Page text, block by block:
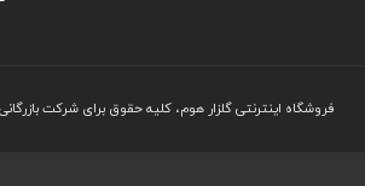
فروشگاه اینترنتی گلزار هوم، کلیه حقوق برای شرکت